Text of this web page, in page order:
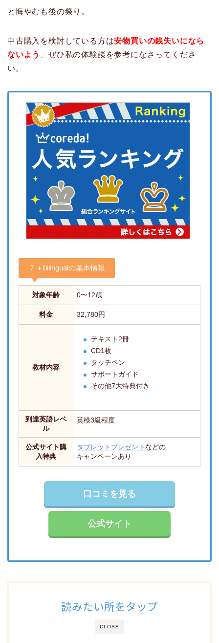
と悔やむも後の祭り。
中古購入を検討している方は安物買いの銭失いになら
ないよう
、ぜひ私の体験談を参考になさってくださ
い。
７＋bilingualの基本情報
対象年齢 0〜12歳
料金 32,780円
教材内容
テキスト2冊
CD1枚
タッチペン
サポートガイド
その他7大特典付き
到達英語レベ
ル
英検3級程度
公式サイト購
入特典
タブレットプレゼント などの
キャンペーンあり
口コミを見る
公式サイト
CLOSE
読みたい所をタップ